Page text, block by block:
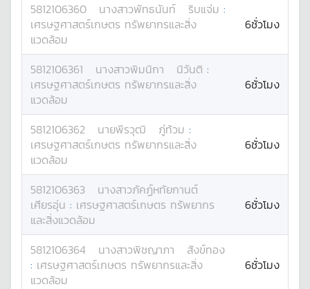
5812106360 นางสาวพัทธนันท์ ริบแจ่ม :
เศรษฐศาสตร์เกษตร ทรัพยากรและสิ่ง
แวดล้อม
6ชั่วโมง
5812106361 นางสาวพิมนิกา นิวันติ :
เศรษฐศาสตร์เกษตร ทรัพยากรและสิ่ง
แวดล้อม
6ชั่วโมง
5812106362 นายพีรวุฒิ ภู่ท้วม :
เศรษฐศาสตร์เกษตร ทรัพยากรและสิ่ง
แวดล้อม
6ชั่วโมง
5812106363 นางสาวภัคฏ์หทัยกานต์
เศียรอุ่น : เศรษฐศาสตร์เกษตร ทรัพยากร
และสิ่งแวดล้อม
6ชั่วโมง
5812106364 นางสาวพิชญาภา
สังข์ทอง
: เศรษฐศาสตร์เกษตร ทรัพยากรและสิ่ง
แวดล้อม
6ชั่วโมง